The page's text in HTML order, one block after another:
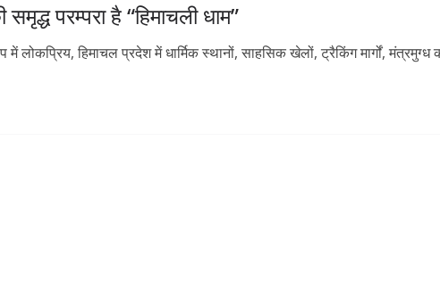
परम्परा है “हिमाचली धाम”
में लोकप्रिय, हिमाचल प्रदेश में धार्मिक स्थानों, साहसिक खेलों, ट्रैकिंग मार्गों, मंत्रमुग्ध